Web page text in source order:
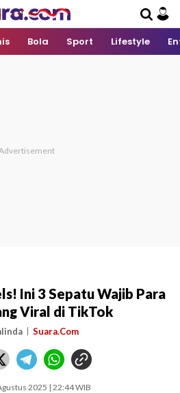
Bola Sport Lifestyle
Ini 3 Sepatu Wajib Para
Viral di TikTok
Suara.Com
2025 | 22:44 WIB